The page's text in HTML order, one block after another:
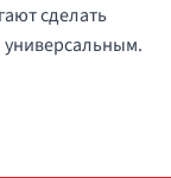
сделать